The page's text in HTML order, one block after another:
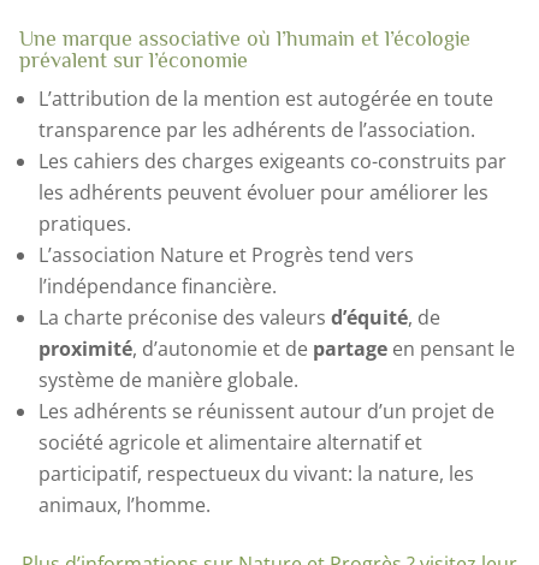
Une marque associative où l’humain et l’écologie
prévalent sur l’économie
L’attribution de la mention est autogérée en toute
transparence par les adhérents de l’association.
Les cahiers des charges exigeants co-construits par
les adhérents peuvent évoluer pour améliorer les
pratiques.
L’association Nature et Progrès tend vers
l’indépendance financière.
La charte préconise des valeurs d’équité, de
proximité, d’autonomie et de partageen pensant le
système de manière globale.
Les adhérents se réunissent autour d’un projet de
société agricole et alimentaire alternatif et
participatif, respectueux du vivant: la nature, les
animaux, l’homme.